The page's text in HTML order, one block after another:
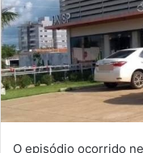
O episódio ocorrido